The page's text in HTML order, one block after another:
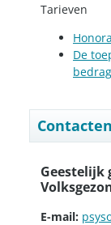
Tarieven
De
Contacten
Geestelijk
E-mail: